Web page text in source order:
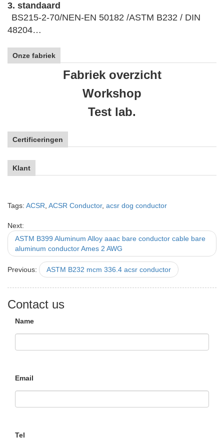
3. standaard
BS215-2-70/NEN-EN 50182 /ASTM B232 / DIN
48204…
Onze fabriek
Fabriek overzicht
Workshop
Test lab.
Certificeringen
Klant
Tags: ACSR ACSR Conductor, acsr dog conductor
Next:
ASTM B399 Aluminum Alloy aaac bare conductor cable bare
aluminum conductor Ames 2 AWG
Previous: ASTM B232 mcm 336.4 acsr conductor
Contact us
Name
Email
Tel